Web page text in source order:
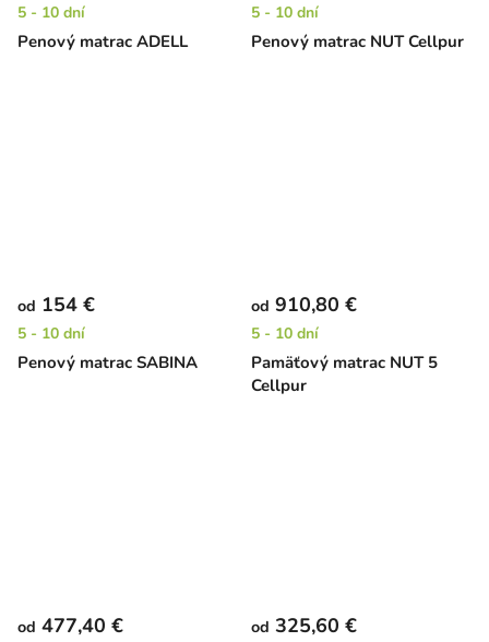
Penový matrac ADELL
5 - 10 dní
Penový matrac NUT Cellpur
5 - 10 dní
Penový matrac SABINA
od 154 €
5 - 10 dní
Pamäťový matrac NUT 5
Cellpur
od 910,80 €
5 - 10 dní
od 477,40 € od 325,60 €